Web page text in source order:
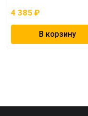
4 385 ₽
В корзину